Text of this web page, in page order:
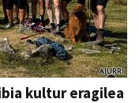
kultur eragilea